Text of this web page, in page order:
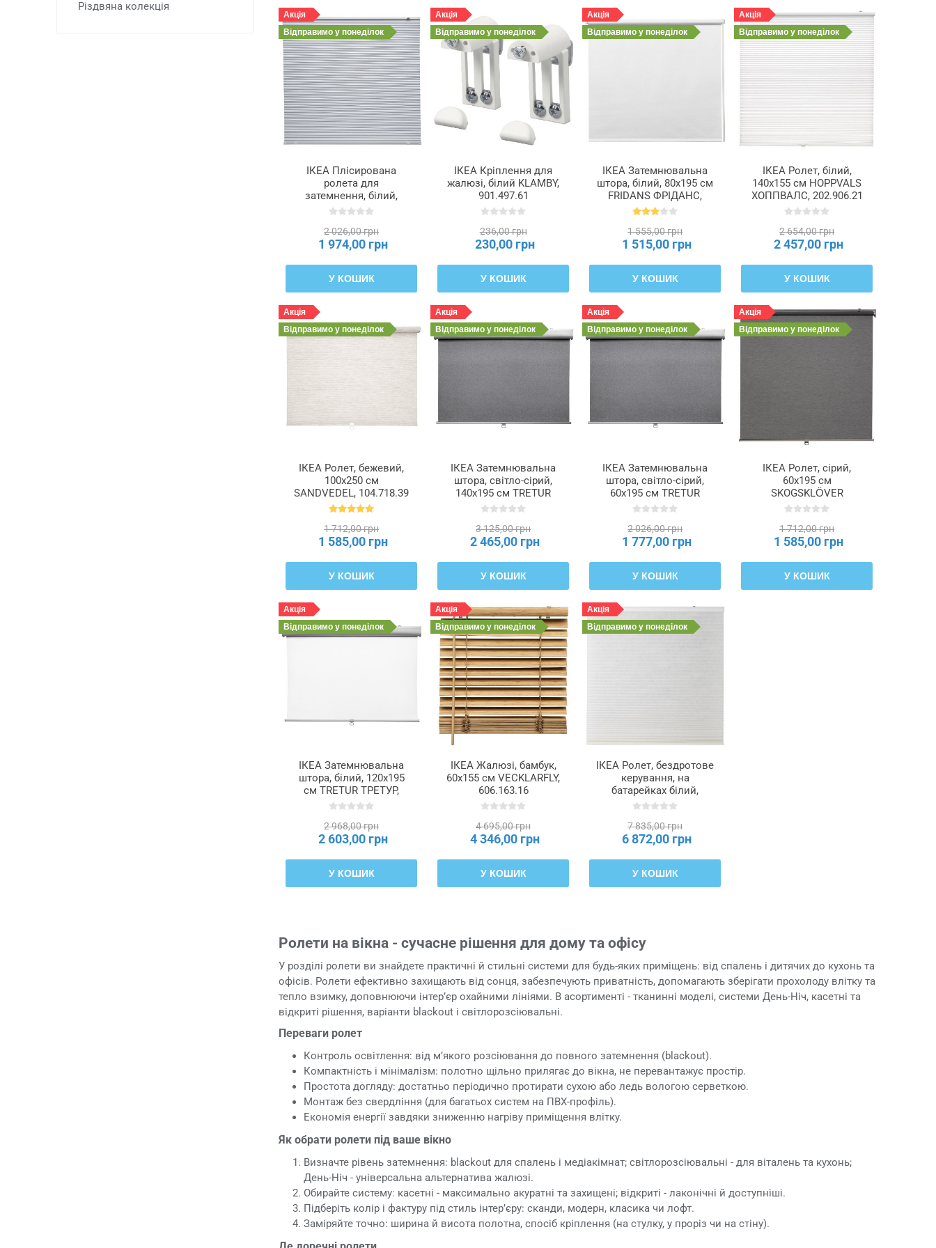
Різдвяна колекція
Акція
Відправимо у понеділок
ІКЕА Плісирована
ролета для
затемнення, білий,
зверху вниз знизу
HORNVALLMO,
705.416.22
2 026,00 грн
1 974,00 грн
У КОШИК
Акція
Відправимо у понеділок
ІКЕА Кріплення для
жалюзі, білий KLAMBY,
901.497.61
236,00 грн
230,00 грн
У КОШИК
Акція
Відправимо у понеділок
ІКЕА Затемнювальна
штора, білий, 80x195 см
FRIDANS ФРІДАНС,
603.968.66
1 555,00 грн
1 515,00 грн
У КОШИК
Акція
Відправимо у понеділок
ІКЕА Ролет, білий,
140x155 см HOPPVALS
ХОППВАЛС, 202.906.21
2 654,00 грн
2 457,00 грн
У КОШИК
Акція
Відправимо у понеділок
ІКЕА Ролет, бежевий,
100x250 см
SANDVEDEL, 104.718.39
1 712,00 грн
1 585,00 грн
У КОШИК
Акція
Відправимо у понеділок
ІКЕА Затемнювальна
штора, світло-сірий,
140x195 см TRETUR
ТРЕТУР, 403.809.94
3 125,00 грн
2 465,00 грн
У КОШИК
Акція
Відправимо у понеділок
ІКЕА Затемнювальна
штора, світло-сірий,
60x195 см TRETUR
ТРЕТУР, 303.809.99
2 026,00 грн
1 777,00 грн
У КОШИК
Акція
Відправимо у понеділок
ІКЕА Ролет, сірий,
60x195 см
SKOGSKLÖVER
СКОГСКЛЕВЕР,
1 712,00 грн
1 585,00 грн
У КОШИК
Акція
Відправимо у понеділок
ІКЕА Затемнювальна
штора, білий, 120x195
см TRETUR ТРЕТУР,
304.910.87
2 968,00 грн
2 603,00 грн
У КОШИК
Акція
Відправимо у понеділок
ІКЕА Жалюзі, бамбук,
60x155 см VECKLARFLY,
606.163.16
4 695,00 грн
4 346,00 грн
У КОШИК
Акція
Відправимо у понеділок
ІКЕА Ролет, бездротове
керування, на
батарейках білий,
80x195 см
705.142.61
7 835,00 грн
6 872,00 грн
У КОШИК
Ролети на вікна - сучасне рішення для дому та офісу
У розділі ролети ви знайдете практичні й стильні системи для будь-яких приміщень: від спалень і дитячих до кухонь та
офісів. Ролети ефективно захищають від сонця, забезпечують приватність, допомагають зберігати прохолоду влітку та
тепло взимку, доповнюючи інтер’єр охайними лініями. В асортименті - тканинні моделі, системи День-Ніч, касетні та
відкриті рішення, варіанти blackout і світлорозсіювальні.
Переваги ролет
Контроль освітлення: від м’якого розсіювання до повного затемнення (blackout).
Компактність і мінімалізм: полотно щільно прилягає до вікна, не перевантажує простір.
Простота догляду: достатньо періодично протирати сухою або ледь вологою серветкою.
Монтаж без свердління (для багатьох систем на ПВХ-профіль).
Економія енергії завдяки зниженню нагріву приміщення влітку.
Як обрати ролети під ваше вікно
Визначте рівень затемнення: blackout для спалень і медіакімнат; світлорозсіювальні - для віталень та кухонь;
День-Ніч - універсальна альтернатива жалюзі.
Обирайте систему: касетні - максимально акуратні та захищені; відкриті - лаконічні й доступніші.
Підберіть колір і фактуру під стиль інтер’єру: сканди, модерн, класика чи лофт.
Заміряйте точно: ширина й висота полотна, спосіб кріплення (на стулку, у проріз чи на стіну).